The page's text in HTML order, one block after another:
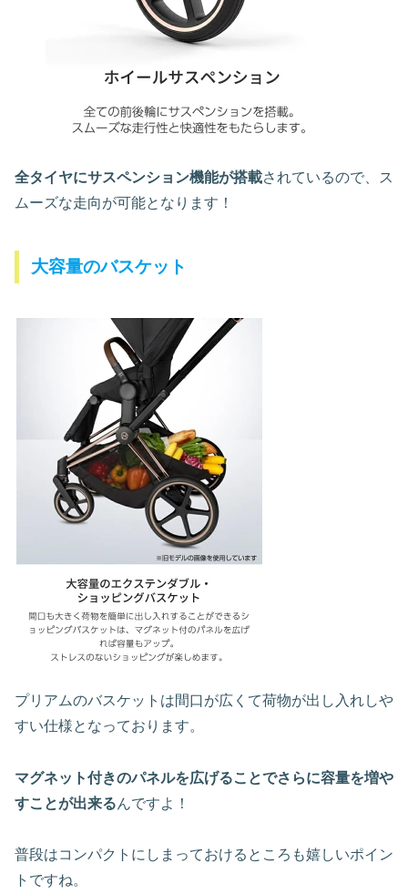
全タイヤにサスペンション機能が搭載されているので、ス
ムーズな走向が可能となります！
大容量のバスケット
プリアムのバスケットは間口が広くて荷物が出し入れしや
すい仕様となっております。
マグネット付きのパネルを広げることでさらに容量を増や
すことが出来るんですよ！
普段はコンパクトにしまっておけるところも嬉しいポイン
トですね。